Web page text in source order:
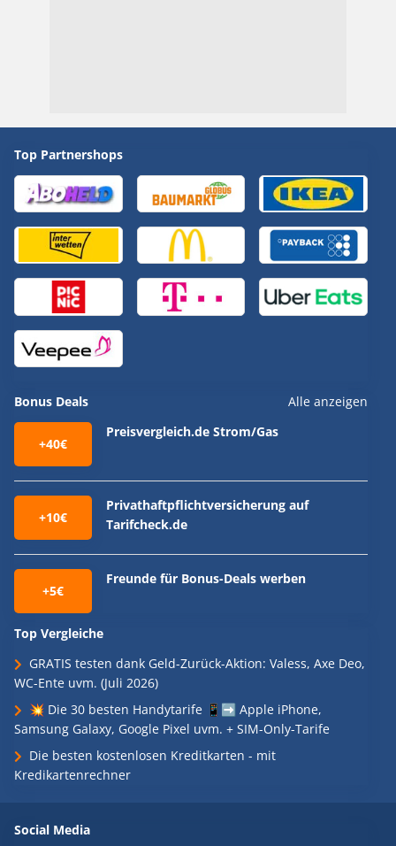
Top Partnershops
Bonus Deals Alle anzeigen
+40€
Preisvergleich.de Strom/Gas
+10€
Privathaftpflichtversicherung auf
Tarifcheck.de
+5€
Freunde für Bonus-Deals werben
Top Vergleiche
GRATIS testen dank Geld-Zurück-Aktion: Valess, Axe Deo,
WC-Ente uvm. (Juli 2026)
💥 Die 30 besten Handytarife 📱➡️ Apple iPhone,
Samsung Galaxy, Google Pixel uvm. + SIM-Only-Tarife
Die besten kostenlosen Kreditkarten - mit
Kredikartenrechner
Social Media